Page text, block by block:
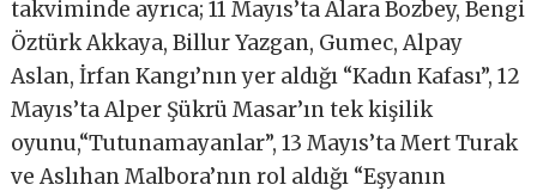
takviminde ayrıca; 11 Mayıs’ta Alara Bozbey, Bengi
Öztürk Akkaya, Billur Yazgan, Gumec, Alpay
Aslan, İrfan Kangı’nın yer aldığı “Kadın Kafası”, 12
Mayıs’ta Alper Şükrü Masar’ın tek kişilik
oyunu,“Tutunamayanlar”, 13 Mayıs’ta Mert Turak
ve Aslıhan Malbora’nın rol aldığı “Eşyanın